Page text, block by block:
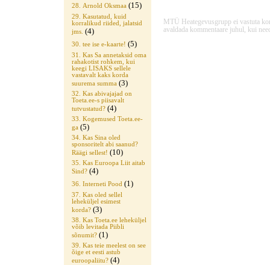
28. Arnold Oksmaa (15)
29. Kasutatud, kuid
korralikud riided, jalatsid
jms. (4)
30. tee ise e-kaarte! (5)
31. Kas Sa annetaksid oma
rahakotist rohkem, kui
keegi LISAKS sellele
vastavalt kaks korda
suurema summa (3)
32. Kas abivajajad on
Toeta.ee-s piisavalt
tutvustatud? (4)
33. Kogemused Toeta.ee-
ga (5)
34. Kas Sina oled
sponsoritelt abi saanud?
Räägi sellest! (10)
35. Kas Euroopa Liit aitab
Sind? (4)
36. Interneti Pood (1)
37. Kas oled sellel
leheküljel esimest
korda? (3)
38. Kas Toeta.ee leheküljel
võib levitada Piibli
sõnumit? (1)
39. Kas teie meelest on see
õige et eesti astub
euroopaliitu? (4)
MTÜ Heategevusgrupp ei vastuta
avaldada kommentaare juhul, kui